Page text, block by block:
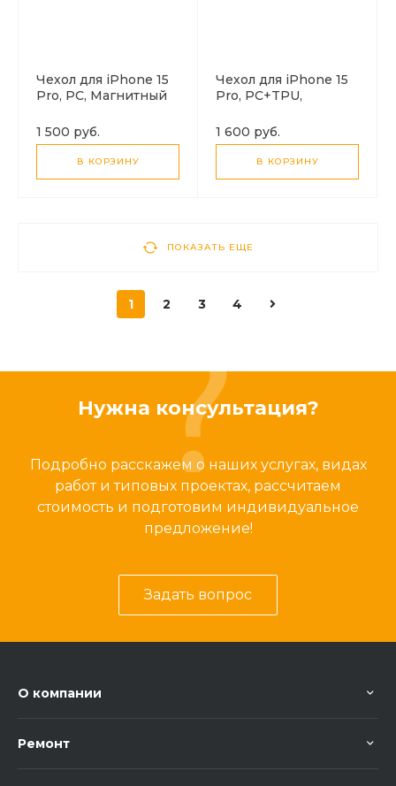
Чехол для iPhone 15
Pro, PC, Магнитный
прозрачный
1 500 руб.
В КОРЗИНУ
Чехол для iPhone 15
Pro, PC+TPU,
(MagSafe), AS5, HOCO,
пурпурный
1 600 руб.
В КОРЗИНУ
ПОКАЗАТЬ ЕЩЕ
1 2 3 4
Нужна консультация?
Подробно расскажем о наших услугах, видах
работ и типовых проектах, рассчитаем
стоимость и подготовим индивидуальное
предложение!
Задать вопрос
О компании
Ремонт